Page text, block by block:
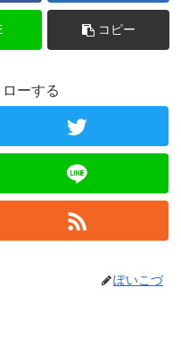
コピー
ーする
ぽいこづ